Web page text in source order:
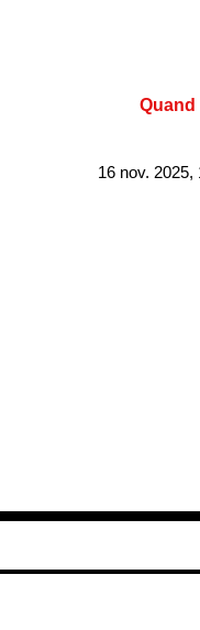
Quand
16 nov. 2025,